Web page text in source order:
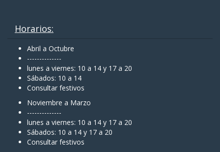
Horarios:
Abril a Octubre
--------------
lunes a viernes: 10 a 14 y 17 a 20
Sábados: 10 a 14
Consultar festivos
Noviembre a Marzo
--------------
lunes a viernes: 10 a 14 y 17 a 20
Sábados: 10 a 14 y 17 a 20
Consultar festivos